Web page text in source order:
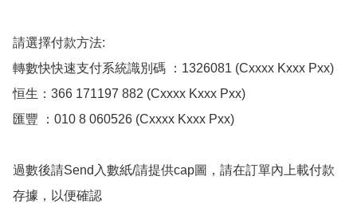
請選擇付款方法:
轉數快快速支付系統識別碼 ：1326081 (Cxxxx Kxxx Pxx)
恒生：366 171197 882 (Cxxxx Kxxx Pxx)
匯豐 ：010 8 060526 (Cxxxx Kxxx Pxx)
過數後請Send入數紙/請提供cap圖，請在訂單內上載付款
存據，以便確認